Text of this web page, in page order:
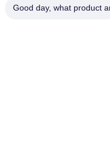
세
패널
Good day, what product